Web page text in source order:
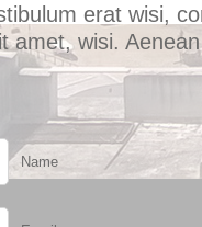
erat wisi,
amet, wisi.
Name